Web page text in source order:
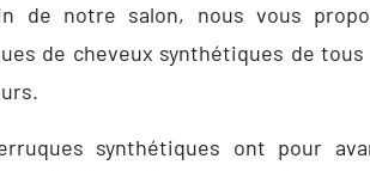
de notre salon, nous vous
de cheveux synthétiques de
synthétiques ont pour